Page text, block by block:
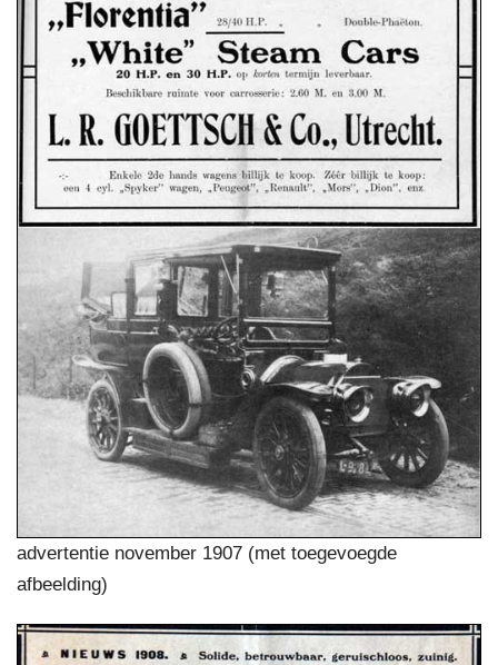
advertentie november 1907 (met toegevoegde
afbeelding)